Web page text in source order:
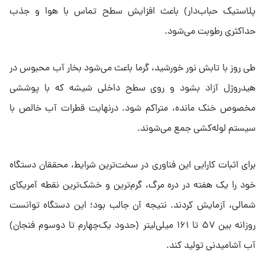
پلاستیک حباب‌دار) باعث افزایش سطح تماس با هوا و جذب
حداکثری رطوبت می‌شود.
طی روز با تابش نور خورشید، گرما باعث می‌شود بخار آب محبوس در
هیدروژل آزاد بشود و روی سطح داخلی شیشه که با پوششی
مخصوص خنک مانده، متراکم شود. درنهایت قطرات آب خالص با
سیستم لوله‌کشی جمع‌ می‌شوند.
برای اثبات کارایی این فناوری در سخت‌ترین شرایط، محققان دستگاه
خود را یک هفته در دره مرگ، گرم‌ترین و خشک‌ترین نقطه آمریکای
شمالی، آزمایش کردند. نتیجه آن جالب بود؛ این دستگاه توانست
روزانه بین ۵۷ تا ۱۶۱ میلی‌لیتر (حدود یک‌چهارم تا دوسوم فنجان)
آب آشامیدنی تولید کند.